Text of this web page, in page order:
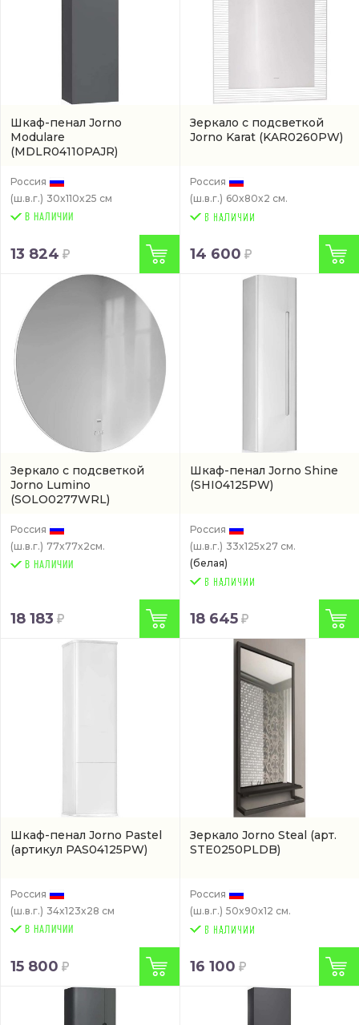
Шкаф-пенал Jorno
Modulare
(MDLR04110PAJR)
Россия
(ш.в.г.) 30x110x25 см
В НАЛИЧИИ
13 824
Зеркало с подсветкой
Jorno Karat (KAR0260PW)
Россия
(ш.в.г.) 60x80x2 см.
14 600
Зеркало с подсветкой
Jorno Lumino
(SOLO0277WRL)
Россия
(ш.в.г.) 77x77x2см.
В НАЛИЧИИ
18 183
Шкаф-пенал Jorno Shine
(SHI04125PW)
Россия
(ш.в.г.) 33x125x27 см.
(белая)
18 645
Шкаф-пенал Jorno Pastel
(артикул PAS04125PW)
Россия
(ш.в.г.) 34x123x28 см
В НАЛИЧИИ
15 800
Зеркало Jorno Steal (арт.
STE0250PLDB)
Россия
(ш.в.г.) 50x90x12 см.
16 100